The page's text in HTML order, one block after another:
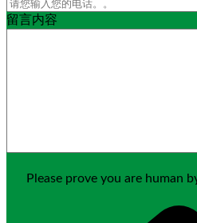
留言内容
Please prove you are human